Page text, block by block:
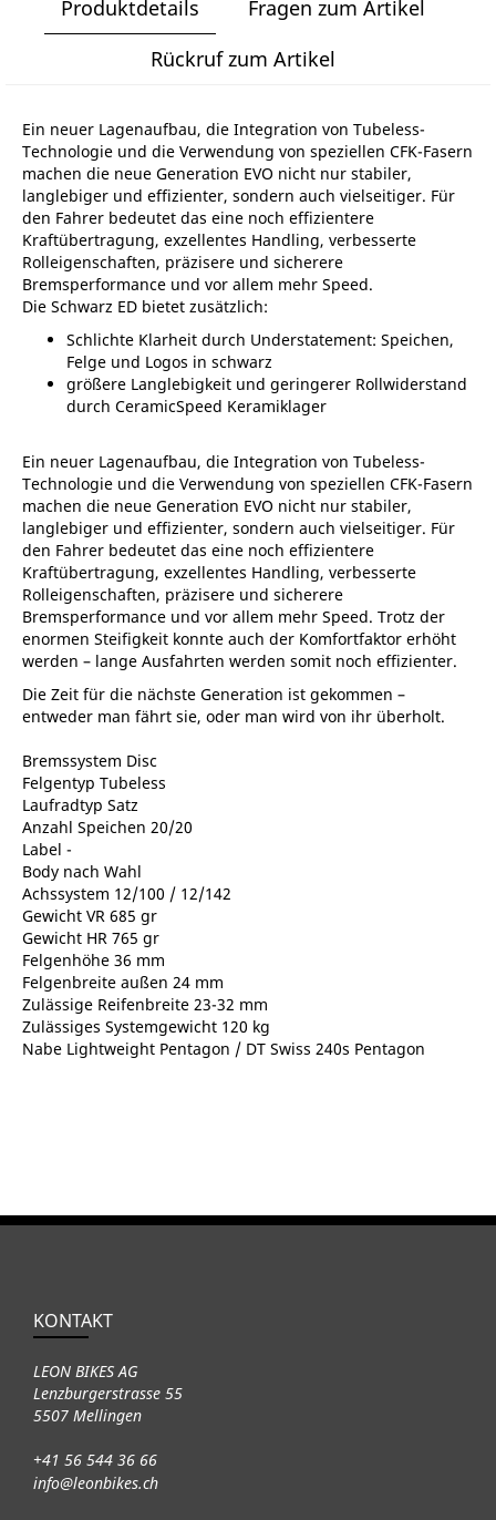
Produktdetails
Fragen zum Artikel
Rückruf zum Artikel
Ein neuer Lagenaufbau, die Integration von Tubeless-
Technologie und die Verwendung von speziellen CFK-Fasern
machen die neue Generation EVO nicht nur stabiler,
langlebiger und effizienter, sondern auch vielseitiger. Für
den Fahrer bedeutet das eine noch effizientere
Kraftübertragung, exzellentes Handling, verbesserte
Rolleigenschaften, präzisere und sicherere
Bremsperformance und vor allem mehr Speed.
Die Schwarz ED bietet zusätzlich:
Schlichte Klarheit durch Understatement: Speichen,
Felge und Logos in schwarz
größere Langlebigkeit und geringerer Rollwiderstand
durch CeramicSpeed Keramiklager
Ein neuer Lagenaufbau, die Integration von Tubeless-
Technologie und die Verwendung von speziellen CFK-Fasern
machen die neue Generation EVO nicht nur stabiler,
langlebiger und effizienter, sondern auch vielseitiger. Für
den Fahrer bedeutet das eine noch effizientere
Kraftübertragung, exzellentes Handling, verbesserte
Rolleigenschaften, präzisere und sicherere
Bremsperformance und vor allem mehr Speed. Trotz der
enormen Steifigkeit konnte auch der Komfortfaktor erhöht
werden – lange Ausfahrten werden somit noch effizienter.
Die Zeit für die nächste Generation ist gekommen –
entweder man fährt sie, oder man wird von ihr überholt.
Bremssystem Disc
Felgentyp Tubeless
Laufradtyp Satz
Anzahl Speichen 20/20
Label -
Body nach Wahl
Achssystem 12/100 / 12/142
Gewicht VR 685 gr
Gewicht HR 765 gr
Felgenhöhe 36 mm
Felgenbreite außen 24 mm
Zulässige Reifenbreite 23-32 mm
Zulässiges Systemgewicht 120 kg
Nabe Lightweight Pentagon / DT Swiss 240s Pentagon
KONTAKT
LEON BIKES AG
Lenzburgerstrasse 55
5507 Mellingen
+41 56 544 36 66
info@leonbikes.ch